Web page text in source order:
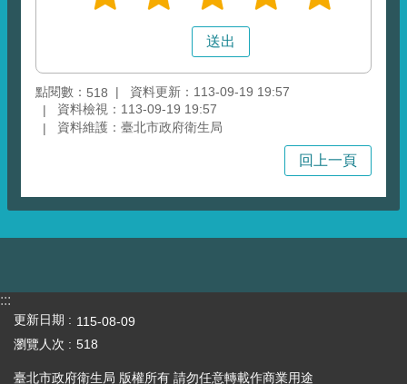
點閱數： 518
資料更新：113-09-19 19:57
資料檢視：113-09-19 19:57
資料維護：臺北市政府衛生局
回上一頁
:::
更新日期
115-08-09
瀏覽人次
518
臺北市政府衛生局 版權所有 請勿任意轉載作商業用途